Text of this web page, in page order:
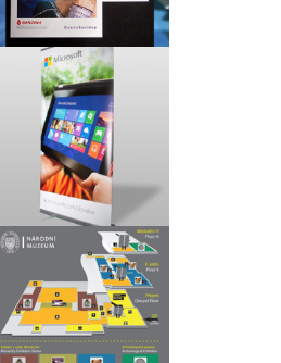
Prezenční systém roll
up
Navigační panely Nové
budovy Národního
muzea